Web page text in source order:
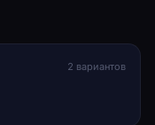
2 вариантов